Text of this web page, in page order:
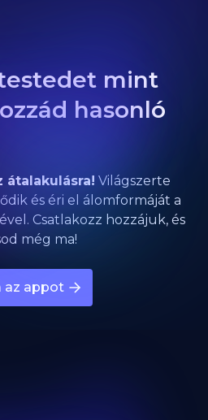
mint
hasonló
átalakulásra! Világszerte
és éri el álomformáját a
Csatlakozz hozzájuk, és
még ma!
az appot